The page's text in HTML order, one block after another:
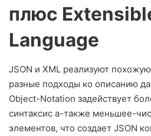
плюс
Language
JSON и XML реализуют
разные подходы ко описанию
Object-Notation задействует
синтаксис а-также меньшее-
элементов, что создает JSON